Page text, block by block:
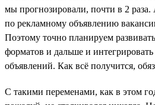
мы прогнозировали, почти в 2 раза.
по рекламному объявлению
Поэтому точно планируем
форматов и дальше и
объявлений. Как всё получится,
С такими переменами, как в этом